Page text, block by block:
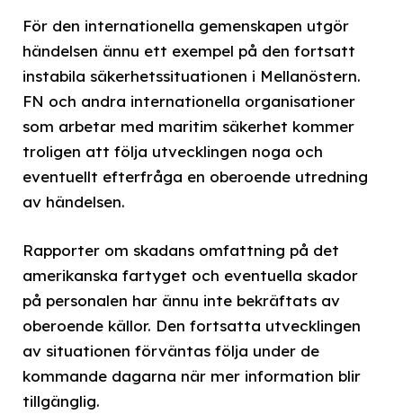
För den internationella gemenskapen utgör
händelsen ännu ett exempel på den fortsatt
instabila säkerhetssituationen i Mellanöstern.
FN och andra internationella organisationer
som arbetar med maritim säkerhet kommer
troligen att följa utvecklingen noga och
eventuellt efterfråga en oberoende utredning
av händelsen.
Rapporter om skadans omfattning på det
amerikanska fartyget och eventuella skador
på personalen har ännu inte bekräftats av
oberoende källor. Den fortsatta utvecklingen
av situationen förväntas följa under de
kommande dagarna när mer information blir
tillgänglig.